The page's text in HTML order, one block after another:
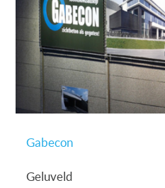
Gabecon
Geluveld